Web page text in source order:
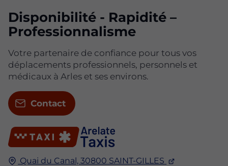
Quai du Canal,30800 SAINT-GILLES
Disponibilité - Rapidité –
Professionnalisme
Votre partenaire de confiance pour tous vos
déplacements professionnels, personnels et
médicaux à Arles et ses environs.
Contact